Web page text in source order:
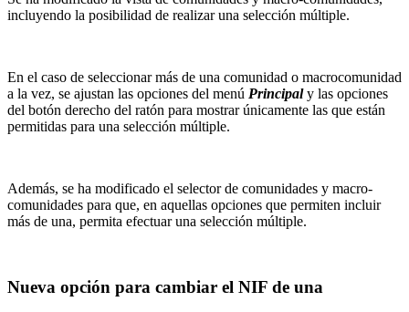
incluyendo la posibilidad de realizar una selección múltiple.
En el caso de seleccionar más de una comunidad o macrocomunidad
a la vez, se ajustan las opciones del menú Principaly las opciones
del botón derecho del ratón para mostrar únicamente las que están
permitidas para una selección múltiple.
Además, se ha modificado el selector de comunidades y macro-
comunidades para que, en aquellas opciones que permiten incluir
más de una, permita efectuar una selección múltiple.
Nueva opción para cambiar el NIF de una